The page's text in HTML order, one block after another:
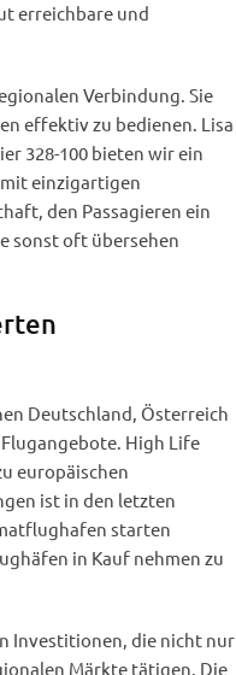
erreichbare und
Verbindung. Sie
effektiv zu bedienen. Lisa
328-100 bieten wir ein
einzigartigen
den Passagieren ein
sonst oft übersehen
Deutschland, Österreich
High Life
europäischen
ist in den letzten
starten
in Kauf nehmen zu
Investitionen, die nicht nur
Märkte tätigen. Die